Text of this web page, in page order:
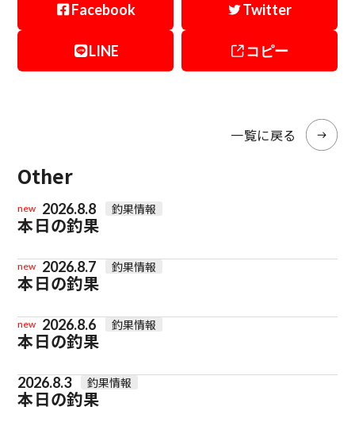
Facebook Twitter
LINE コピー
一覧に戻る
Other
new 2026.8.8 釣果情報
本日の釣果
new 2026.8.7 釣果情報
本日の釣果
new 2026.8.6 釣果情報
本日の釣果
2026.8.3 釣果情報
本日の釣果